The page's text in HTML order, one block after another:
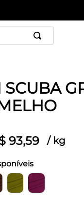
SCUBA
93,59 / kg